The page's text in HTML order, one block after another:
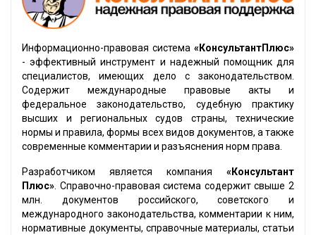
Информационно-правовая система «КонсультантПлюс»
- эффективный инструмент и надежный помощник для
специалистов, имеющих дело с законодательством.
Содержит международные правовые акты и
федеральное законодательство, судебную практику
высших и региональных судов страны, технические
нормы и правила, формы всех видов документов, а также
современные комментарии и разъяснения норм права.
Разработчиком является компания «Консультант
Плюс» . Справочно-правовая система содержит свыше 2
млн. документов российского, советского и
международного законодательства, комментарии к ним,
нормативные документы, справочные материалы, статьи